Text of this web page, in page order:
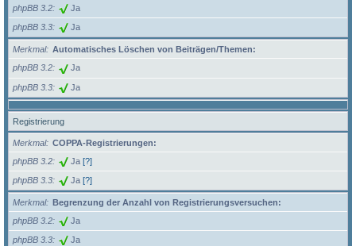
phpBB 3.2
Ja
phpBB 3.3 Ja
Merkmal
Automatisches Löschen von Beiträgen/Themen:
phpBB 3.2
Ja
phpBB 3.3 Ja
Registrierung
Merkmal
COPPA-Registrierungen:
phpBB 3.2
Ja [?]
phpBB 3.3 Ja [?]
Merkmal
Begrenzung der Anzahl von Registrierungsversuchen:
phpBB 3.2
Ja
phpBB 3.3 Ja